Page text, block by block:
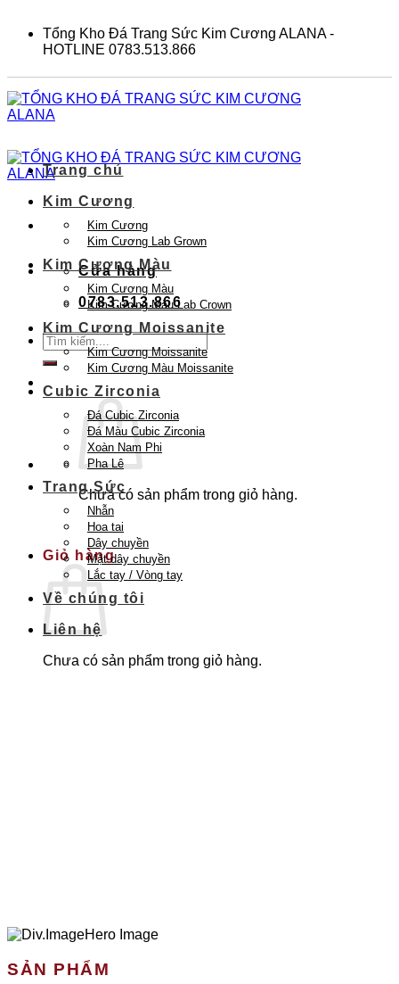
content
Tổng Kho Đá Trang Sức Kim Cương ALANA -
HOTLINE 0783.513.866
Cửa hàng
0783.513.866
Tìm
kiếm:
Chưa có sản phẩm trong giỏ hàng.
Quay trở lại cửa hàng
Giỏ hàng
Chưa có sản phẩm trong giỏ hàng.
Trang chủ
Kim Cương
Kim Cương
Kim Cương Lab Grown
Kim Cương Màu
Kim Cương Màu
Kim Cương Màu Lab Crown
Kim Cương Moissanite
Kim Cương Moissanite
Kim Cương Màu Moissanite
Cubic Zirconia
Đá Cubic Zirconia
Đá Màu Cubic Zirconia
Xoàn Nam Phi
Pha Lê
Trang Sức
Nhẫn
Hoa tai
Dây chuyền
Mặt dây chuyền
Lắc tay / Vòng tay
Về chúng tôi
Liên hệ
SẢN PHẨM